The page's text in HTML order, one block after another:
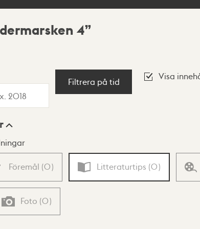
4
Filtrera på tid
Visa
Föremål (0) Litteraturtips (0)
Foto (0)